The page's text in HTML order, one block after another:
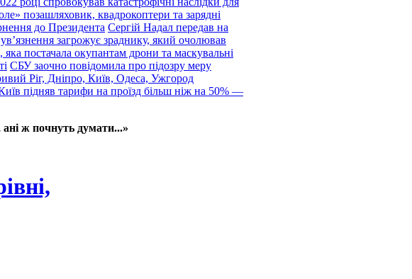
позашляховик, квадрокоптери та зарядні
до Президента Сергій Надал передав на
загрожує зраднику, який очолював
постачала окупантам дрони та маскувальні
СБУ заочно повідомила про підозру меру
Ріг, Дніпро, Київ, Одеса, Ужгород
підняв тарифи на проїзд більш ніж на 50% —
ж почнуть думати...»